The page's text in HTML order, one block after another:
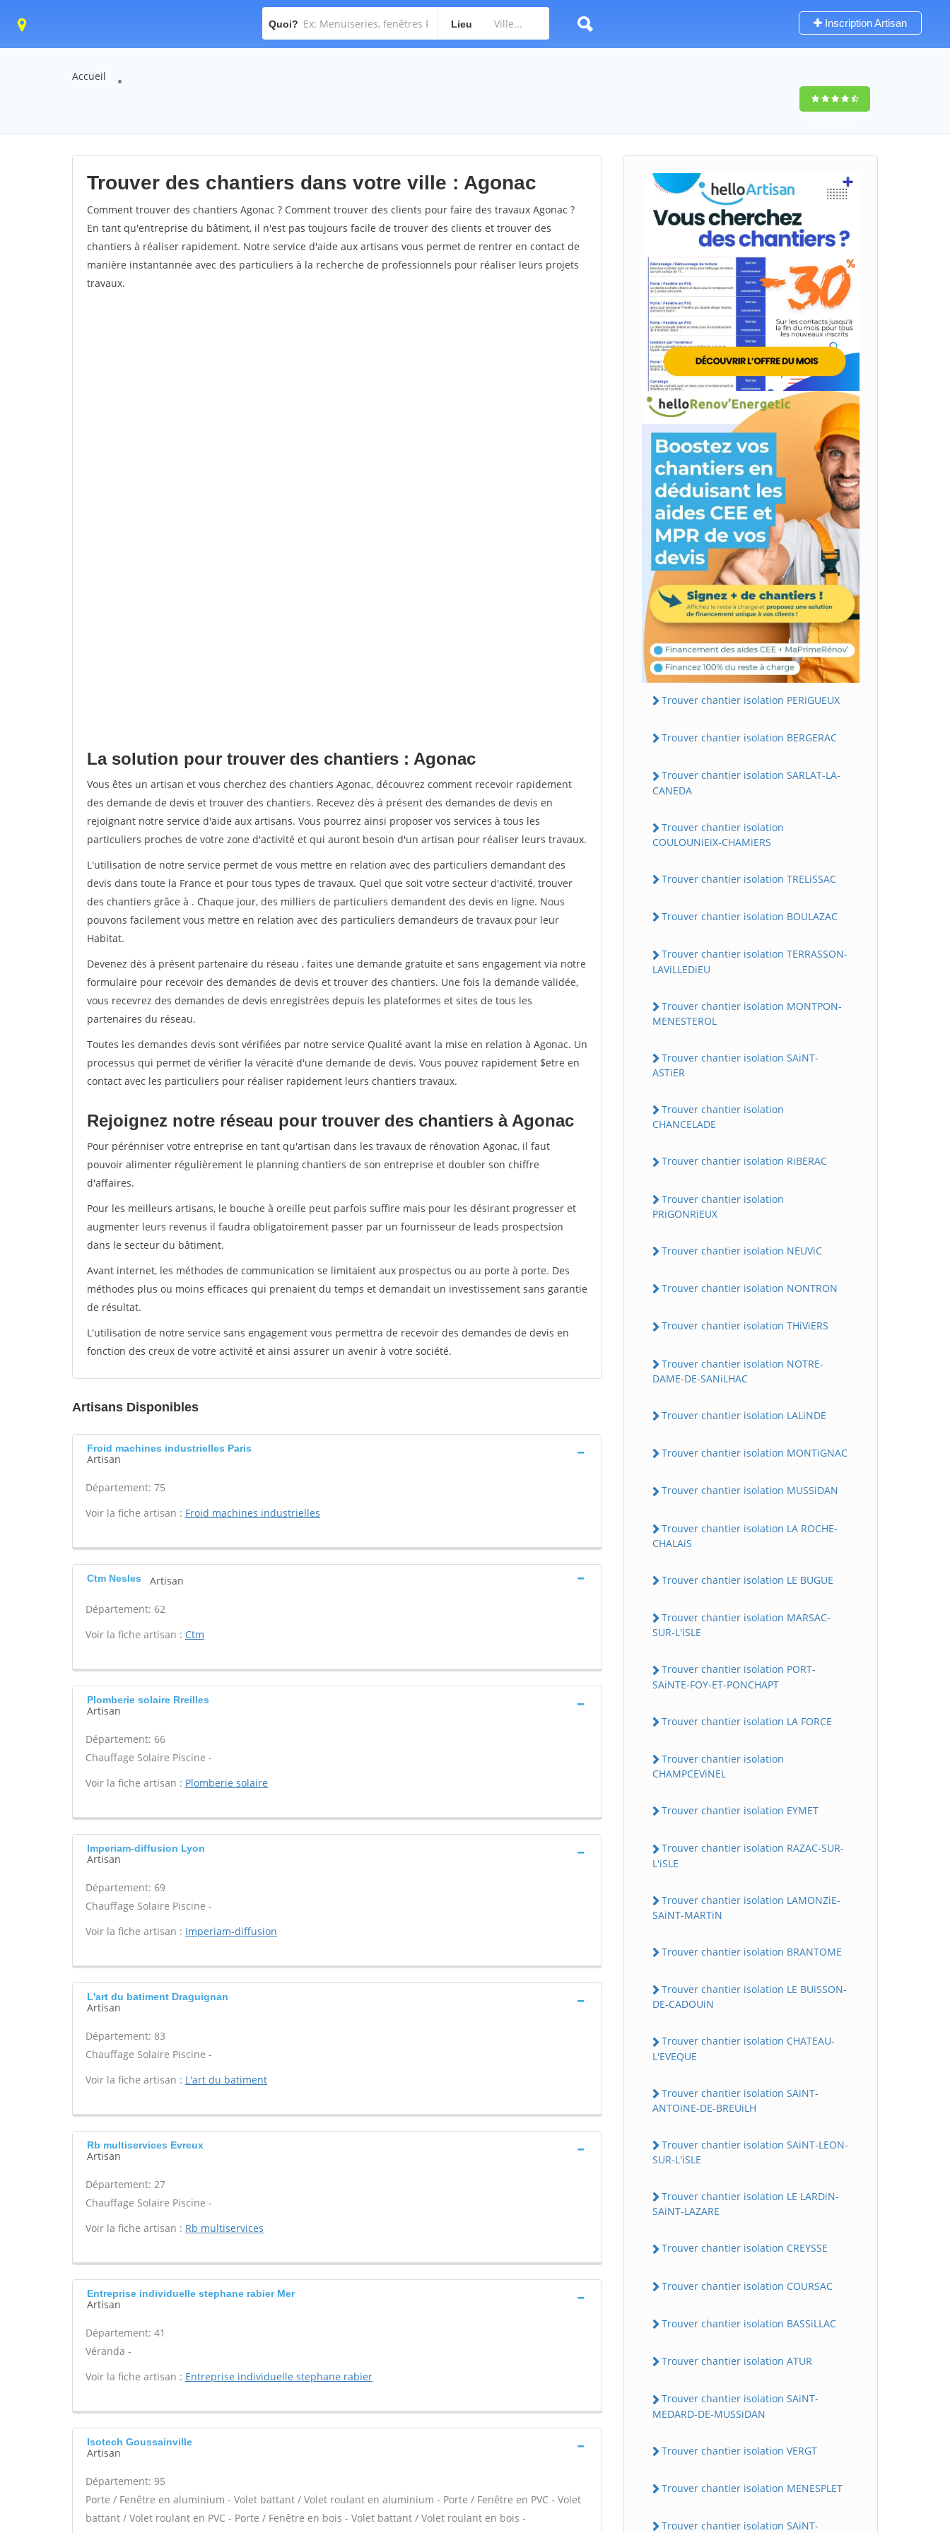
Quoi? Lieu Inscription Artisan
Accueil
Trouver des chantiers dans votre ville : Agonac
Comment trouver des chantiers Agonac ? Comment trouver des clients pour faire des travaux Agonac ?
En tant qu'entreprise du bâtiment, il n'est pas toujours facile de trouver des clients et trouver des
chantiers à réaliser rapidement. Notre service d'aide aux artisans vous permet de rentrer en contact de
manière instantannée avec des particuliers à la recherche de professionnels pour réaliser leurs projets
travaux.
La solution pour trouver des chantiers : Agonac
Vous êtes un artisan et vous cherchez des chantiers Agonac, découvrez comment recevoir rapidement
des demande de devis et trouver des chantiers. Recevez dès à présent des demandes de devis en
rejoignant notre service d'aide aux artisans. Vous pourrez ainsi proposer vos services à tous les
particuliers proches de votre zone d'activité et qui auront besoin d'un artisan pour réaliser leurs travaux.
L'utilisation de notre service permet de vous mettre en relation avec des particuliers demandant des
devis dans toute la France et pour tous types de travaux. Quel que soit votre secteur d'activité, trouver
des chantiers grâce à . Chaque jour, des milliers de particuliers demandent des devis en ligne. Nous
pouvons facilement vous mettre en relation avec des particuliers demandeurs de travaux pour leur
Habitat.
Devenez dès à présent partenaire du réseau , faites une demande gratuite et sans engagement via notre
formulaire pour recevoir des demandes de devis et trouver des chantiers. Une fois la demande validée,
vous recevrez des demandes de devis enregistrées depuis les plateformes et sites de tous les
partenaires du réseau.
Toutes les demandes devis sont vérifiées par notre service Qualité avant la mise en relation à Agonac. Un
processus qui permet de vérifier la véracité d'une demande de devis. Vous pouvez rapidement $etre en
contact avec les particuliers pour réaliser rapidement leurs chantiers travaux.
Rejoignez notre réseau pour trouver des chantiers à Agonac
Pour pérénniser votre entreprise en tant qu'artisan dans les travaux de rénovation Agonac, il faut
pouvoir alimenter régulièrement le planning chantiers de son entreprise et doubler son chiffre
d'affaires.
Pour les meilleurs artisans, le bouche à oreille peut parfois suffire mais pour les désirant progresser et
augmenter leurs revenus il faudra obligatoirement passer par un fournisseur de leads prospectsion
dans le secteur du bâtiment.
Avant internet, les méthodes de communication se limitaient aux prospectus ou au porte à porte. Des
méthodes plus ou moins efficaces qui prenaient du temps et demandait un investissement sans garantie
de résultat.
L'utilisation de notre service sans engagement vous permettra de recevoir des demandes de devis en
fonction des creux de votre activité et ainsi assurer un avenir à votre société.
Artisans Disponibles
Froid machines industrielles Paris
Artisan
Département: 75
Voir la fiche artisan : Froid machines industrielles
Ctm Nesles Artisan
Département: 62
Voir la fiche artisan : Ctm
Plomberie solaire Rreilles
Artisan
Département: 66
Chauffage Solaire Piscine -
Voir la fiche artisan : Plomberie solaire
Imperiam-diffusion Lyon
Artisan
Département: 69
Chauffage Solaire Piscine -
Voir la fiche artisan : Imperiam-diffusion
L'art du batiment Draguignan
Artisan
Département: 83
Chauffage Solaire Piscine -
Voir la fiche artisan : L'art du batiment
Rb multiservices Evreux
Artisan
Département: 27
Chauffage Solaire Piscine -
Voir la fiche artisan : Rb multiservices
Entreprise individuelle stephane rabier Mer
Artisan
Département: 41
Véranda -
Voir la fiche artisan : Entreprise individuelle stephane rabier
Isotech Goussainville
Artisan
Département: 95
Porte / Fenêtre en aluminium - Volet battant / Volet roulant en aluminium - Porte / Fenêtre en PVC - Volet
battant / Volet roulant en PVC - Porte / Fenêtre en bois - Volet battant / Volet roulant en bois -
Trouver chantier isolation PERiGUEUX
Trouver chantier isolation BERGERAC
Trouver chantier isolation SARLAT-LA-
CANEDA
Trouver chantier isolation
COULOUNiEiX-CHAMiERS
Trouver chantier isolation TRELiSSAC
Trouver chantier isolation BOULAZAC
Trouver chantier isolation TERRASSON-
LAViLLEDiEU
Trouver chantier isolation MONTPON-
MENESTEROL
Trouver chantier isolation SAiNT-
ASTiER
Trouver chantier isolation
CHANCELADE
Trouver chantier isolation RiBERAC
Trouver chantier isolation
PRiGONRiEUX
Trouver chantier isolation NEUViC
Trouver chantier isolation NONTRON
Trouver chantier isolation THiViERS
Trouver chantier isolation NOTRE-
DAME-DE-SANiLHAC
Trouver chantier isolation LALiNDE
Trouver chantier isolation MONTiGNAC
Trouver chantier isolation MUSSiDAN
Trouver chantier isolation LA ROCHE-
CHALAiS
Trouver chantier isolation LE BUGUE
Trouver chantier isolation MARSAC-
SUR-L'iSLE
Trouver chantier isolation PORT-
SAiNTE-FOY-ET-PONCHAPT
Trouver chantier isolation LA FORCE
Trouver chantier isolation
CHAMPCEViNEL
Trouver chantier isolation EYMET
Trouver chantier isolation RAZAC-SUR-
L'iSLE
Trouver chantier isolation LAMONZiE-
SAiNT-MARTiN
Trouver chantier isolation BRANTOME
Trouver chantier isolation LE BUiSSON-
DE-CADOUiN
Trouver chantier isolation CHATEAU-
L'EVEQUE
Trouver chantier isolation SAiNT-
ANTOiNE-DE-BREUiLH
Trouver chantier isolation SAiNT-LEON-
SUR-L'iSLE
Trouver chantier isolation LE LARDiN-
SAiNT-LAZARE
Trouver chantier isolation CREYSSE
Trouver chantier isolation COURSAC
Trouver chantier isolation BASSiLLAC
Trouver chantier isolation ATUR
Trouver chantier isolation SAiNT-
MEDARD-DE-MUSSiDAN
Trouver chantier isolation VERGT
Trouver chantier isolation MENESPLET
Trouver chantier isolation SAiNT-